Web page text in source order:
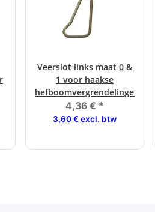
Veerslot links maat 0 &
1 voor haakse
hefboomvergrendelingen
4,36 € *
3,60 € excl. btw